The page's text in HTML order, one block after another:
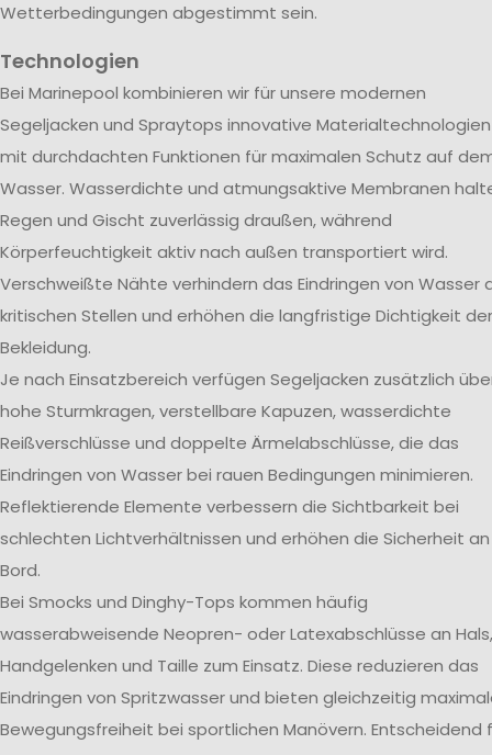
Wetterbedingungen abgestimmt sein.
Technologien
Bei Marinepool kombinieren wir für unsere modernen
Segeljacken und Spraytops innovative Materialtechnologien
mit durchdachten Funktionen für maximalen Schutz auf
Wasser. Wasserdichte und atmungsaktive Membranen
Regen und Gischt zuverlässig draußen, während
Körperfeuchtigkeit aktiv nach außen transportiert wird.
Verschweißte Nähte verhindern das Eindringen von Wasser
kritischen Stellen und erhöhen die langfristige Dichtigkeit der
Bekleidung.
Je nach Einsatzbereich verfügen Segeljacken zusätzlich
hohe Sturmkragen, verstellbare Kapuzen, wasserdichte
Reißverschlüsse und doppelte Ärmelabschlüsse, die das
Eindringen von Wasser bei rauen Bedingungen minimieren.
Reflektierende Elemente verbessern die Sichtbarkeit bei
schlechten Lichtverhältnissen und erhöhen die Sicherheit an
Bord.
Bei Smocks und Dinghy-Tops kommen häufig
wasserabweisende Neopren- oder Latexabschlüsse an Hals,
Handgelenken und Taille zum Einsatz. Diese reduzieren das
Eindringen von Spritzwasser und bieten gleichzeitig
Bewegungsfreiheit bei sportlichen Manövern. Entscheidend